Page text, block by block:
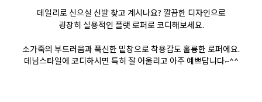
데일리로 신으실 신발 찾고 계시나요? 깔끔한 디자인으로
굉장히 실용적인 플랫 로퍼로 코디해보세요.
소가죽의 부드러움과 푹신한 밑창으로 착용감도 훌륭한 로퍼에요.
데님스타일에 코디하시면 특히 잘 어울리고 아주 예쁘답니다~^^